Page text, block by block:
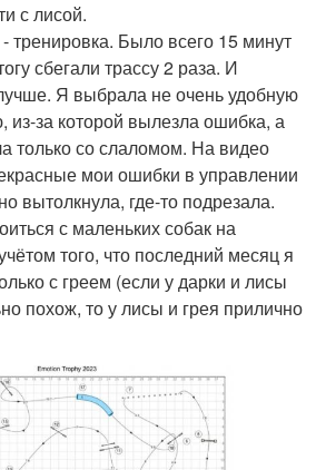
с лисой.
тренировка. Было всего 15 минут
сбегали трассу 2 раза. И
Я выбрала не очень удобную
из-за которой вылезла ошибка, а
только со слаломом. На видео
мои ошибки в управлении
вытолкнула, где-то подрезала.
с маленьких собак на
того, что последний месяц я
с греем (если у дарки и лисы
похож, то у лисы и грея прилично